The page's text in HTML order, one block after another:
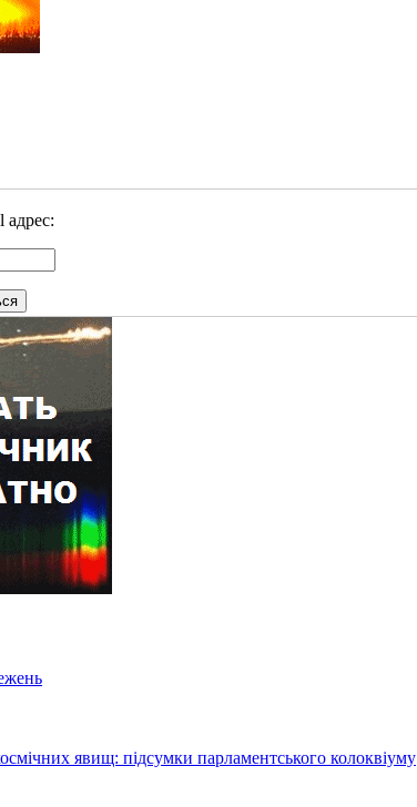
адрес:
явищ: підсумки парламентського колоквіуму